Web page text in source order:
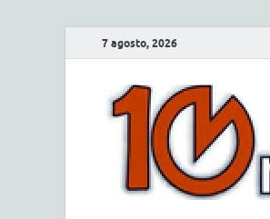
7 agosto, 2026